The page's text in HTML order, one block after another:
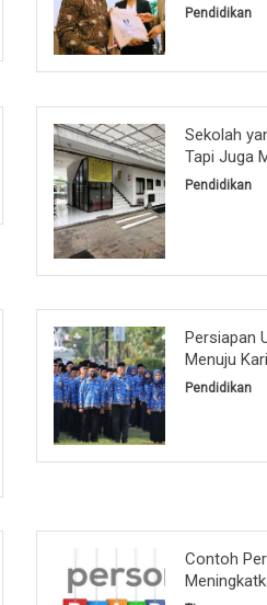
Pendidikan
Sekolah
Tapi Juga
Pendidikan
Persiapan
Menuju
Pendidikan
Contoh